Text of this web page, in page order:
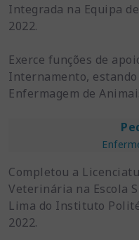
Integrada na Equipa
2022.
Exerce funções de
Internamento,
Enfermagem de
Completou a
Veterinária na Escola
Lima do Instituto
2022.